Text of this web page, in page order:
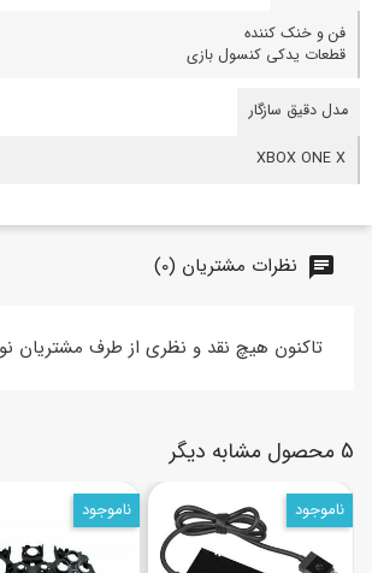
فن و خنک کننده
قطعات یدکی کنسول بازی
مدل دقیق سازگار
XBOX ONE X
chat نظرات مشتریان (0)
تاکنون هیچ نقد و نظری از طرف مشتریان
5 محصول مشابه دیگر
ناموجود ناموجود